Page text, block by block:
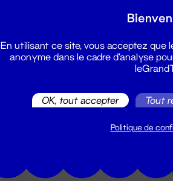
02 51 88 25 25
Du lundi au vendredi 14h → 18h
En utilisant ce site, vous acceptez que
anonyme dans le cadre d'analyse
OK, tout accepter Tout
Politique de